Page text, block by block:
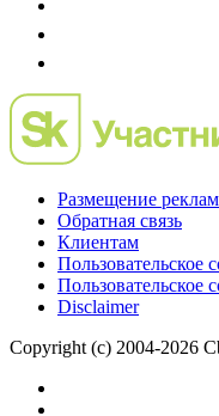
Размещение
Обратная связь
Клиентам
Пользовательское
Пользовательское
Disclaimer
Copyright (c) 2004-2026